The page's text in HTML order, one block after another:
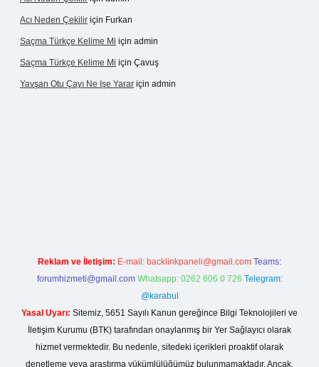
Acı Neden Çekilir için Furkan
Saçma Türkçe Kelime Mi için admin
Saçma Türkçe Kelime Mi için Çavuş
Yavşan Otu Çayı Ne Işe Yarar için admin
Reklam ve İletişim: E-mail: backlinkpaneli@gmail.com Teams:
forumhizmeti@gmail.com Whatsapp: 0262 606 0 726 Telegram:
@karabul
Yasal Uyarı: Sitemiz, 5651 Sayılı Kanun gereğince Bilgi Teknolojileri ve
İletişim Kurumu (BTK) tarafından onaylanmış bir Yer Sağlayıcı olarak
hizmet vermektedir. Bu nedenle, sitedeki içerikleri proaktif olarak
denetleme veya araştırma yükümlülüğümüz bulunmamaktadır. Ancak,